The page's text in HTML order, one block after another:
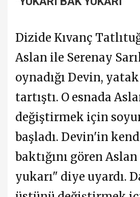
Dizide Kıvanç
Aslan ile Serenay
oynadığı Devin,
tartıştı. O esnada
değiştirmek için
başladı. Devin'in
baktığını gören
yukarı" diye uyardı.